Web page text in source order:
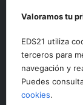
Valoramos tu
EDS21 utiliza
terceros para
navegación y
Puedes
cookies.